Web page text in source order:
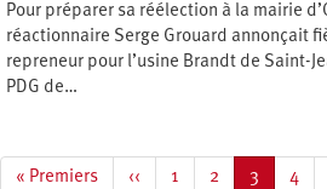
Pour préparer sa réélection à la mairie
réactionnaire Serge Grouard annonçait
repreneur pour l’usine Brandt de Saint-
PDG de…
Première
« Premiers
Page
‹‹ Page
1 Page
2
Page
3 Page
4